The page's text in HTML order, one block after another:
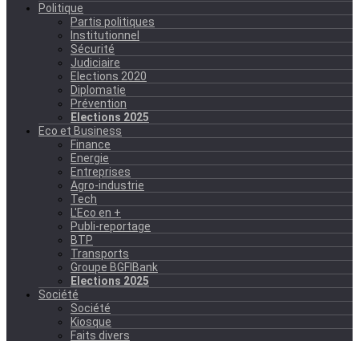
Politique
Partis politiques
Institutionnel
Sécurité
Judiciaire
Elections 2020
Diplomatie
Prévention
Elections 2025
Eco et Business
Finance
Energie
Entreprises
Agro-industrie
Tech
L'Eco en +
Publi-reportage
BTP
Transports
Groupe BGFIBank
Elections 2025
Société
Société
Kiosque
Faits divers